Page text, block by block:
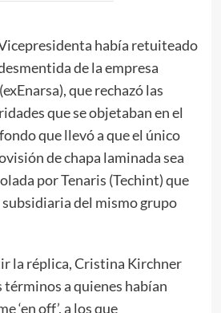
había retuiteado
de la empresa
que rechazó las
que se objetaban en el
que llevó a que el único
de chapa laminada sea
por Tenaris (Techint) que
del mismo grupo
la réplica, Cristina Kirchner
a quienes habían
‘en off’, a los que